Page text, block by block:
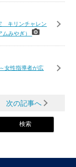
キリンチャレン
ムみやぎ）
女性指導者が広
次の記事へ